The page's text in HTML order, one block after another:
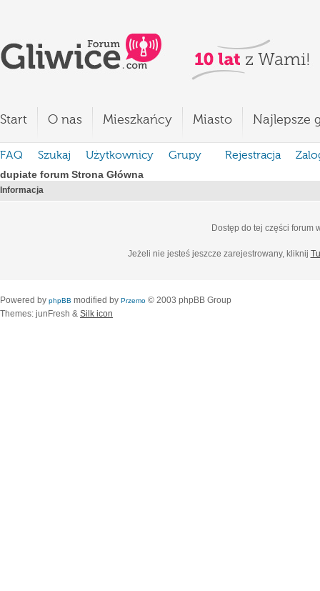
Start O nas Mieszkańcy Miasto Najlepsze
FAQ Szukaj Użytkownicy Grupy Rejestracja
dupiate forum Strona Główna
Informacja
Dostęp do tej części forum
Jeżeli nie jesteś jeszcze zarejestrowany, kliknij
Powered by phpBB modified by Przemo © 2003 phpBB Group
Themes: junFresh & Silk icon